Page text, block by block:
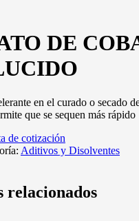
DE
en el curado o secado
que se sequen más rápido
de cotización
Aditivos y Disolventes
relacionados